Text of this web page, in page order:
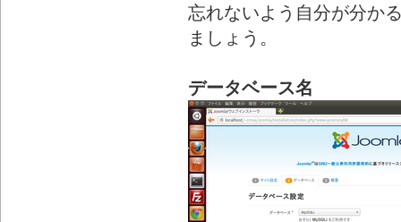
忘れないよう自分が分か
ましょう。
データベース名